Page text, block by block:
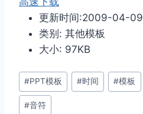
更新时间:2009-04-09
类别: 其他模板
大小: 97KB
文
章
标
#PPT模板 #时间 #模板
#音符